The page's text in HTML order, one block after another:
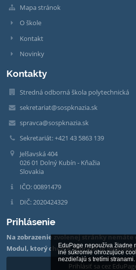
EduPage nepoužíva žiadne
iné súkromie ohrozujúce
nezdieľajú s tretími stranami.
Mapa stránok
O škole
Kontakt
Novinky
Kontakty
Stredná odborná škola polytechnická
sekretariat@sospknazia.sk
spravca@sospknazia.sk
Sekretariát: +421 43 5863 139
Jelšavská 404
026 01 Dolný Kubín - Kňažia
Slovakia
IČO: 00891479
DIČ: 2020424329
Prihlásenie
Na zobrazenie zvolenej stránky
Modul, ktorý chcete zobraziť je
Prihlásiť sa cez